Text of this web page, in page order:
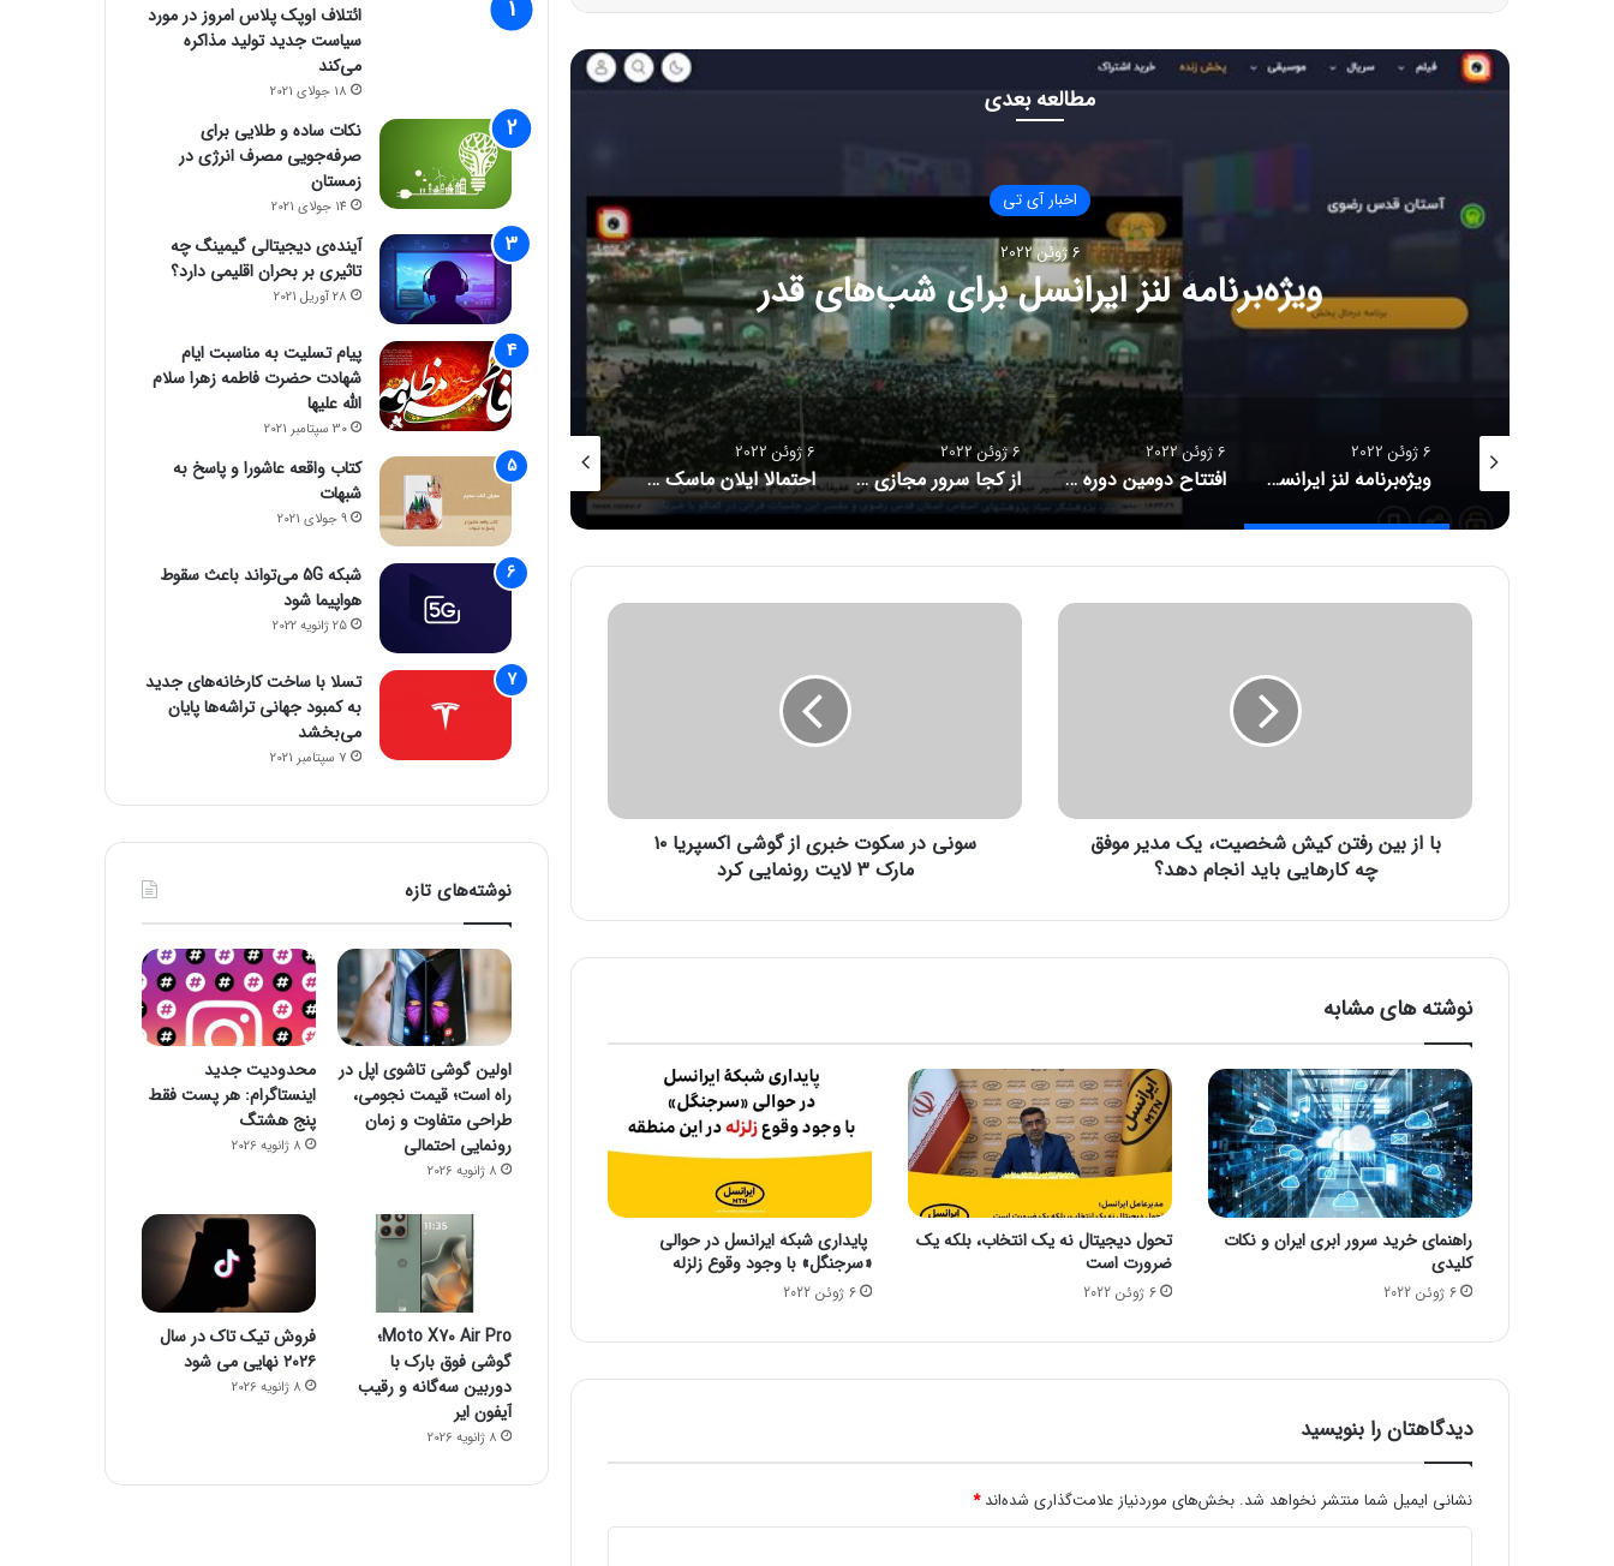
مطالعه بعدی
افتتاح دومین دوره طرح پژوهانه همراه با هدف حمایت از
دانشجویان مستعد از کجا سرور مجازی
6 ژوئن 2022
افتتاح دومین دوره طرح پژوهانه همراه با هدف حمایت از دانشجویان مستعد
6 ژوئن 2022
از کجا سرور مجازی بخریم؟
6 ژوئن 2022
احتمالا ایلان ماسک توئیتر را می خرد
6 ژوئن 2022
آپتین ،تنها زیرساخت ارتباطات بیسیم ابری در ایران
6 ژوئن 2022 6 ژوئن 2022
پوشش 5G در تمام مراکز استان‌ها و شهرهای اصلی؛ برنامۀ ایرانسل برای دو سال آینده
ب
ف
ی
ص
ی
ت
،
ی
ک
م
د
ی
ر
م
و
ق
ک
ر
ه
ا
با از بین رفتن کیش شخصیت، یک مدیر موفق
چه کارهایی باید انجام دهد؟
س
و
ر
و
ش
ی
ا
ک
س
ر
ی
م
ا
ی
سونی در سکوت خبری از گوشی اکسپریا ۱۰
مارک ۳ لایت رونمایی کرد
نوشته های مشابه
راهنمای خرید سرور ابری ایران و نکات
کلیدی
6 ژوئن 2022
تحول دیجیتال نه یک انتخاب، بلکه یک
ضرورت است
6 ژوئن 2022
پایداری شبکۀ ایرانسل در حوالی
«سرجنگل» با وجود وقوع زلزله
6 ژوئن 2022
دیدگاهتان را بنویسید
نشانی ایمیل شما منتشر نخواهد شد. بخش‌های موردنیاز علامت‌گذاری شده‌اند*
ائتلاف اوپک پلاس امروز در مورد
سیاست جدید تولید مذاکره
می‌کند
18 جولای 2021
نکات ساده و طلایی برای
صرفه‌جویی مصرف انرژی در
زمستان
14 جولای 2021
آینده‌ی دیجیتالی گیمینگ چه
تاثیری بر بحران اقلیمی دارد؟
28 آوریل 2021
پیام تسلیت به مناسبت ایام
شهادت حضرت فاطمه زهرا سلام
الله علیها
30 سپتامبر 2021
کتاب واقعه عاشورا و پاسخ به
شبهات
9 جولای 2021
شبکه 5G می‌تواند باعث سقوط
هواپیما شود
25 ژانویه 2022
تسلا با ساخت کارخانه‌های جدید
به کمبود جهانی تراشه‌ها پایان
می‌بخشد
7 سپتامبر 2021
نوشته‌های تازه
اولین گوشی تاشوی اپل در
راه است؛ قیمت نجومی،
طراحی متفاوت و زمان
رونمایی احتمالی
8 ژانویه 2026
محدودیت جدید
اینستاگرام: هر پست فقط
پنج هشتگ
8 ژانویه 2026
Moto X70 Air Pro؛
گوشی فوق بارک با
دوربین سه‌گانه و رقیب
آیفون ایر
8 ژانویه 2026
فروش تیک تاک در سال
۲۰۲۶ نهایی می شود
8 ژانویه 2026